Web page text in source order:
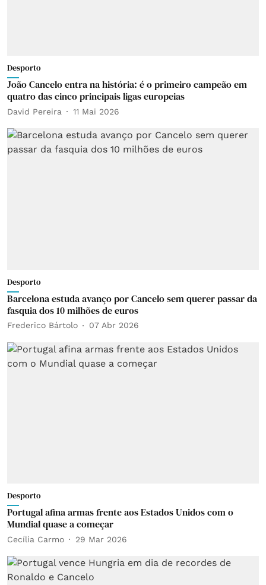
Desporto
João Cancelo entra na história: é o primeiro campeão em
quatro das cinco principais ligas europeias
David Pereira 11 Mai 2026
Desporto
Barcelona estuda avanço por Cancelo sem querer passar da
fasquia dos 10 milhões de euros
Frederico Bártolo 07 Abr 2026
Desporto
Portugal afina armas frente aos Estados Unidos com o
Mundial quase a começar
Cecília Carmo 29 Mar 2026